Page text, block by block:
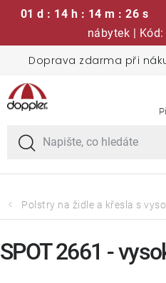
01 d : 14 h : 14 m : 26 s
nábytek | Kód:
obsah
Doprava zdarma při
Sedací soupravy
Slunečníky
Křesla a židle
Polstry na židle a křesla s
SPOT 2661 -